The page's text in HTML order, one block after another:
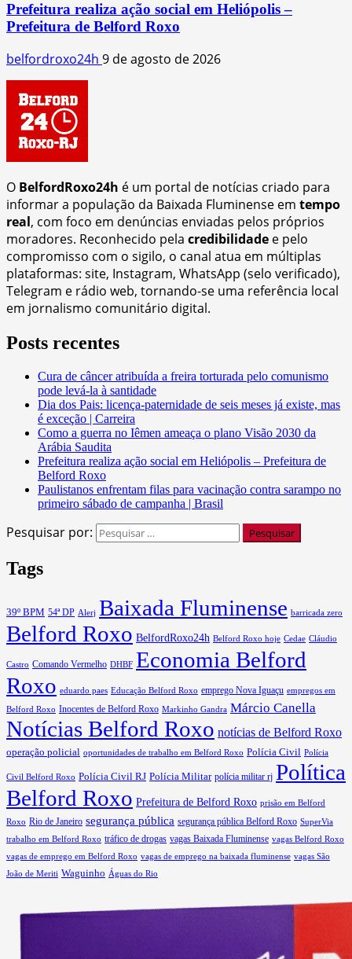
Prefeitura realiza ação social em Heliópolis –
Prefeitura de Belford Roxo
belfordroxo24h 9 de agosto de 2026
O BelfordRoxo24h é um portal de notícias criado para
informar a população da Baixada Fluminense em tempo
real, com foco em denúncias enviadas pelos próprios
moradores. Reconhecido pela credibilidade e pelo
compromisso com o sigilo, o canal atua em múltiplas
plataformas: site, Instagram, WhatsApp (selo verificado),
Telegram e rádio web, tornando-se uma referência local
em jornalismo comunitário digital.
Posts recentes
Cura de câncer atribuída a freira torturada pelo comunismo
pode levá-la à santidade
Dia dos Pais: licença-paternidade de seis meses já existe, mas
é exceção | Carreira
Como a guerra no Iêmen ameaça o plano Visão 2030 da
Arábia Saudita
Prefeitura realiza ação social em Heliópolis – Prefeitura de
Belford Roxo
Paulistanos enfrentam filas para vacinação contra sarampo no
primeiro sábado de campanha | Brasil
Pesquisar por:
Tags
39º BPM 54ª DP Alerj Baixada Fluminense barricada zero
Belford Roxo BelfordRoxo24h Belford Roxo hoje Cedae Cláudio
Castro Comando Vermelho DHBF Economia Belford
Roxo eduardo paes Educação Belford Roxo emprego Nova Iguaçu empregos em
Belford Roxo Inocentes de Belford Roxo Markinho Gandra Márcio Canella
Notícias Belford Roxo notícias de Belford Roxo
operação policial oportunidades de trabalho em Belford Roxo Polícia Civil Polícia
Civil Belford Roxo Polícia Civil RJ Polícia Militar polícia militar rj Política
Belford Roxo Prefeitura de Belford Roxo prisão em Belford
Roxo Rio de Janeiro segurança pública segurança pública Belford Roxo SuperVia
trabalho em Belford Roxo tráfico de drogas vagas Baixada Fluminense vagas Belford Roxo
vagas de emprego em Belford Roxo vagas de emprego na baixada fluminense vagas São
João de Meriti Waguinho Águas do Rio